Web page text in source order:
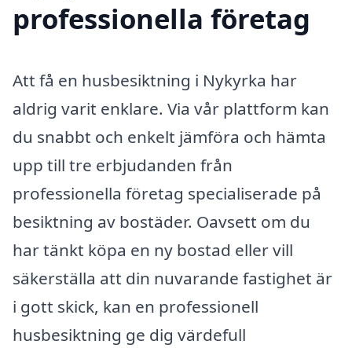
professionella företag
Att få en husbesiktning i Nykyrka har
aldrig varit enklare. Via vår plattform kan
du snabbt och enkelt jämföra och hämta
upp till tre erbjudanden från
professionella företag specialiserade på
besiktning av bostäder. Oavsett om du
har tänkt köpa en ny bostad eller vill
säkerställa att din nuvarande fastighet är
i gott skick, kan en professionell
husbesiktning ge dig värdefull